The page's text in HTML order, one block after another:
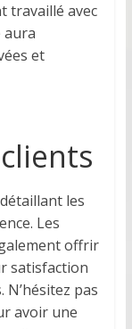
travaillé avec
aura
et
les
Les
offrir
satisfaction
pas
avoir une